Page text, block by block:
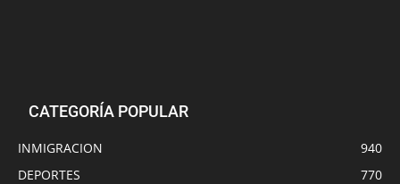
CATEGORÍA POPULAR
INMIGRACION
940
DEPORTES
770